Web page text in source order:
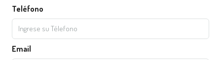
Teléfono
Email